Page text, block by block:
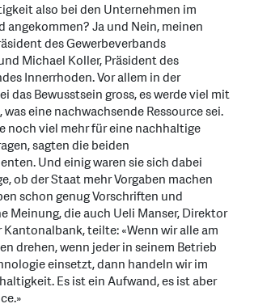
also bei den Unternehmen im
angekommen? Ja und Nein, meinen
des Gewerbeverbands
Michael Koller, Präsident des
Innerrhoden. Vor allem in der
das Bewusstsein gross, es werde viel mit
eine nachwachsende Ressource sei.
noch viel mehr für eine nachhaltige
sagten die beiden
Und einig waren sie sich dabei
ob der Staat mehr Vorgaben machen
schon genug Vorschriften und
Meinung, die auch Ueli Manser, Direktor
teilte: «Wenn wir alle am
drehen, wenn jeder in seinem Betrieb
einsetzt, dann handeln wir im
Es ist ein Aufwand, es ist aber